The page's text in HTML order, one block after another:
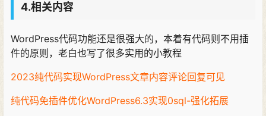
4.相关内容
WordPress代码功能还是很强大的，本着有代码则不用插
件的原则，老白也写了很多实用的小教程
2023纯代码实现WordPress文章内容评论回复可见
纯代码免插件优化WordPress6.3实现0sql-强化拓展